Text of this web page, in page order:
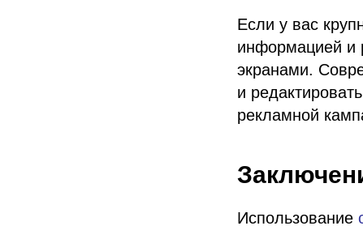
Если у вас
информацией и
экранами.
и
рекламной
Использование